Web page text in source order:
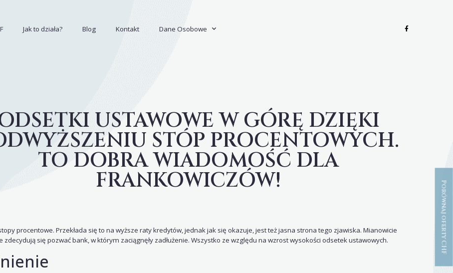
Jak to działa? Blog Kontakt Dane Osobowe
Porównaj oferty CHF
USTAWOWE W GÓRĘ DZIĘKI
STÓP PROCENTOWYCH.
TO DOBRA WIADOMOŚĆ DLA
FRANKOWICZÓW!
procentowe. Przekłada się to na wyższe raty kredytów, jednak jak się okazuje, jest też jasna strona tego zjawiska. Mianowicie
się pozwać bank, w którym zaciągnęły zadłużenie. Wszystko ze względu na wzrost wysokości odsetek ustawowych.